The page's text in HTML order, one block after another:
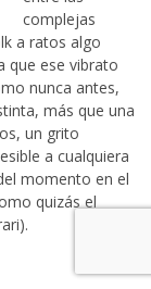
complejas
a ratos algo
que ese vibrato
nunca antes,
más que una
un grito
a cualquiera
momento en el
quizás el